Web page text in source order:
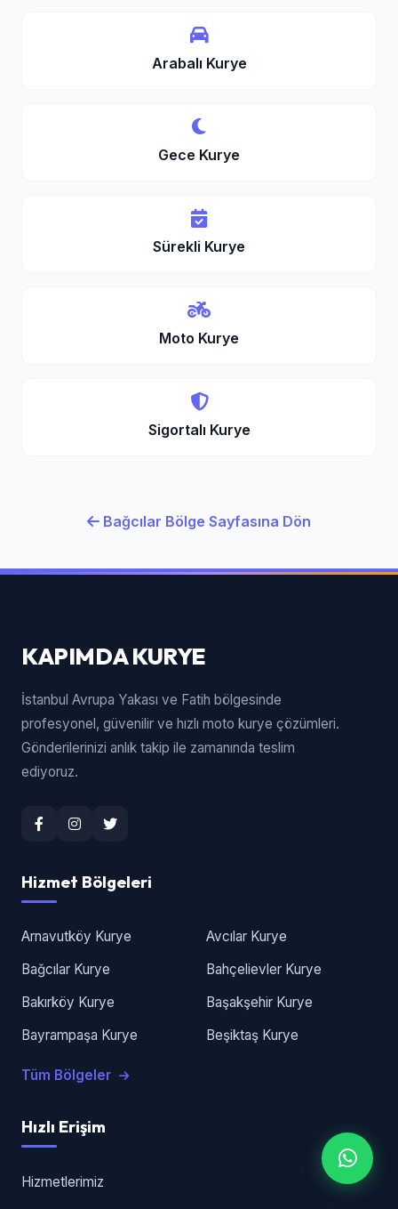
Arabalı Kurye
Gece Kurye
Sürekli Kurye
Moto Kurye
Sigortalı Kurye
Bağcılar Bölge Sayfasına Dön
KAPIMDA KURYE
İstanbul Avrupa Yakası ve Fatih bölgesinde
profesyonel, güvenilir ve hızlı moto kurye çözümleri.
Gönderilerinizi anlık takip ile zamanında teslim
ediyoruz.
Hizmet Bölgeleri
Arnavutköy Kurye
Avcılar Kurye
Bağcılar Kurye
Bahçelievler Kurye
Bakırköy Kurye
Başakşehir Kurye
Bayrampaşa Kurye
Beşiktaş Kurye
Tüm Bölgeler
Hızlı Erişim
Hizmetlerimiz